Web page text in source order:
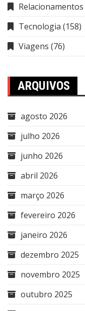
Relacionamentos
Tecnologia (158)
Viagens (76)
ARQUIVOS
agosto 2026
julho 2026
junho 2026
abril 2026
março 2026
fevereiro 2026
janeiro 2026
dezembro 2025
novembro 2025
outubro 2025